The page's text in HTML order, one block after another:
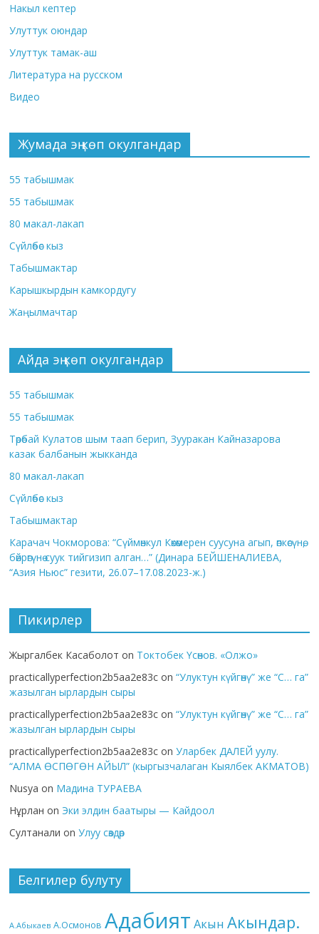
Накыл кептер
Улуттук оюндар
Улуттук тамак-аш
Литература на русском
Видео
Жумада эң көп окулгандар
55 табышмак
55 табышмак
80 макал-лакап
Сүйлөбөс кыз
Табышмактар
Карышкырдын камкордугу
Жаңылмачтар
Айда эң көп окулгандар
55 табышмак
55 табышмак
Төрөбай Кулатов шым таап берип, Зууракан Кайназарова
казак балбанын жыкканда
80 макал-лакап
Сүйлөбөс кыз
Табышмактар
Карачач Чокморова: “Сүймөнкул Көкөмерен суусуна агып, өпкөсүнө,
бөйрөгүнө суук тийгизип алган…” (Динара БЕЙШЕНАЛИЕВА,
“Азия Ньюс” гезити, 26.07–17.08.2023-ж.)
Пикирлер
Жыргалбек Касаболот on Токтобек Үсөнов. «Олжо»
practicallyperfection2b5aa2e83c on“Улуктун күйгөнү” же “С… га”
жазылган ырлардын сыры
practicallyperfection2b5aa2e83c on“Улуктун күйгөнү” же “С… га”
жазылган ырлардын сыры
practicallyperfection2b5aa2e83c onУларбек ДАЛЕЙ уулу.
“АЛМА ӨСПӨГӨН АЙЫЛ” (кыргызчалаган Кыялбек АКМАТОВ)
Nusya on Мадина ТУРАЕВА
Нұрлан on Эки элдин баатыры — Кайдоол
Султанали onУлуу сөздөр
Белгилер булуту
А.Абыкаев А.Осмонов Адабият Акын Акындар.